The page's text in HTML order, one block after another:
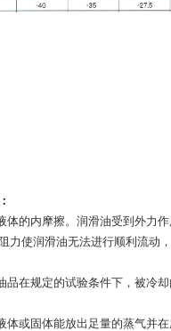
体的内摩擦。润滑油受到外力
力使润滑油无法进行顺利流动
品在规定的试验条件下，被冷
体或固体能放出足量的蒸气并